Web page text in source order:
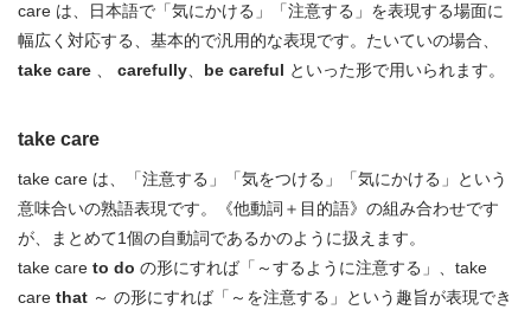
care は、日本語で「気にかける」「注意する」を表現する場面に
幅広く対応する、基本的で汎用的な表現です。たいていの場合、
take care
carefully be careful といった形で用いられます。
take care
take care は、「注意する」「気をつける」「気にかける」という
意味合いの熟語表現です。《他動詞＋目的語》の組み合わせです
が、まとめて1個の自動詞であるかのように扱えます。
take care to do の形にすれば「～するように注意する」、take
care that ～ の形にすれば「～を注意する」という趣旨が表現でき